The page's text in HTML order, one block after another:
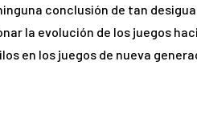
conclusión de tan
la evolución de los juegos
en los juegos de nueva